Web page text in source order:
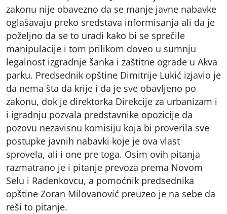
zakonu nije obavezno da se manje javne nabavke
oglašavaju preko sredstava informisanja ali da je
poželjno da se to uradi kako bi se sprečile
manipulacije i tom prilikom doveo u sumnju
legalnost izgradnje šanka i zaštitne ograde u Akva
parku. Predsednik opštine Dimitrije Lukić izjavio je
da nema šta da krije i da je sve obavljeno po
zakonu, dok je direktorka Direkcije za urbanizam i
i igradnju pozvala predstavnike opozicije da
pozovu nezavisnu komisiju koja bi proverila sve
postupke javnih nabavki koje je ova vlast
sprovela, ali i one pre toga. Osim ovih pitanja
razmatrano je i pitanje prevoza prema Novom
Selu i Radenkovcu, a pomoćnik predsednika
opštine Zoran Milovanović preuzeo je na sebe da
reši to pitanje.